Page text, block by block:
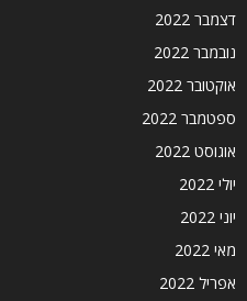
דצמבר 2022
נובמבר 2022
אוקטובר 2022
ספטמבר 2022
אוגוסט 2022
יולי 2022
יוני 2022
מאי 2022
אפריל 2022